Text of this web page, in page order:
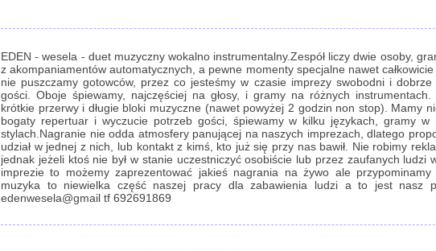
EDEN - wesela - duet muzyczny wokalno instrumentalny.Zespół liczy dwie osoby,
z akompaniamentów automatycznych, a pewne momenty specjalne nawet całkowicie
nie puszczamy gotowców, przez co jesteśmy w czasie imprezy swobodni i dobrze
gości. Oboje śpiewamy, najczęściej na głosy, i gramy na różnych instrumentach.
krótkie przerwy i długie bloki muzyczne (nawet powyżej 2 godzin non stop). Mamy
bogaty repertuar i wyczucie potrzeb gości, śpiewamy w kilku językach, gramy w
stylach.Nagranie nie odda atmosfery panującej na naszych imprezach, dlatego
udział w jednej z nich, lub kontakt z kimś, kto już się przy nas bawił. Nie robimy
jednak jeżeli ktoś nie był w stanie uczestniczyć osobiście lub przez zaufanych ludzi
imprezie to możemy zaprezentować jakieś nagrania na żywo ale
muzyka to niewielka część naszej pracy dla zabawienia ludzi a to jest nasz
edenwesela@gmail tf 692691869